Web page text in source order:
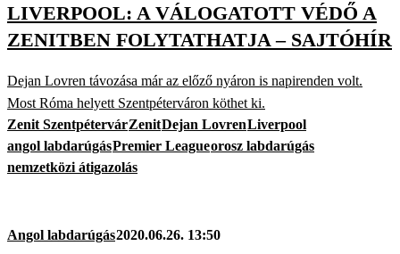
LIVERPOOL: A VÁLOGATOTT VÉDŐ A
ZENITBEN FOLYTATHATJA – SAJTÓHÍR
Dejan Lovren távozása már az előző nyáron is napirenden volt.
Most Róma helyett Szentpéterváron köthet ki.
Zenit SzentpétervárZenitDejan LovrenLiverpool
angol labdarúgásPremier Leagueorosz labdarúgás
nemzetközi átigazolás
Angol labdarúgás2020.06.26. 13:50